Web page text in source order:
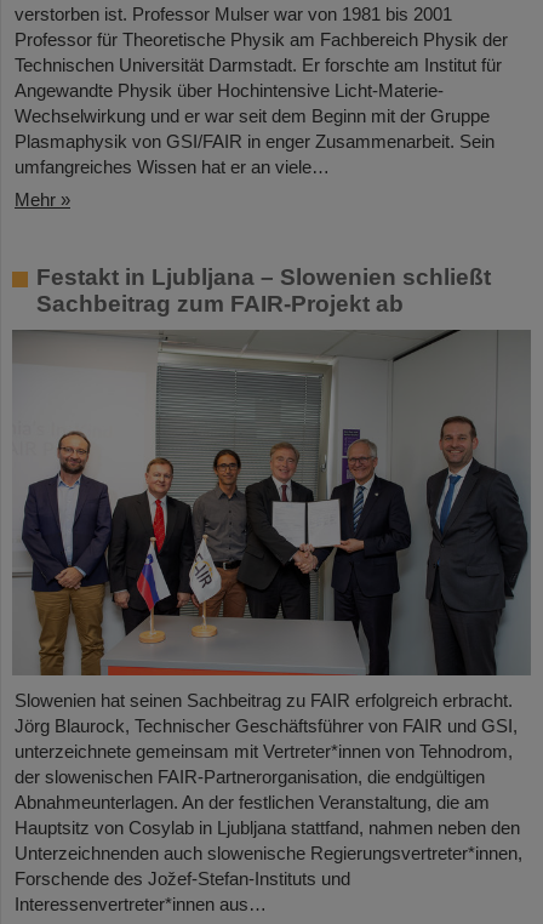
verstorben ist. Professor Mulser war von 1981 bis 2001
Professor für Theoretische Physik am Fachbereich Physik der
Technischen Universität Darmstadt. Er forschte am Institut für
Angewandte Physik über Hochintensive Licht-Materie-
Wechselwirkung und er war seit dem Beginn mit der Gruppe
Plasmaphysik von GSI/FAIR in enger Zusammenarbeit. Sein
umfangreiches Wissen hat er an viele…
Mehr »
Festakt in Ljubljana – Slowenien schließt
Sachbeitrag zum FAIR-Projekt ab
Slowenien hat seinen Sachbeitrag zu FAIR erfolgreich erbracht.
Jörg Blaurock, Technischer Geschäftsführer von FAIR und GSI,
unterzeichnete gemeinsam mit Vertreter*innen von Tehnodrom,
der slowenischen FAIR-Partnerorganisation, die endgültigen
Abnahmeunterlagen. An der festlichen Veranstaltung, die am
Hauptsitz von Cosylab in Ljubljana stattfand, nahmen neben den
Unterzeichnenden auch slowenische Regierungsvertreter*innen,
Forschende des Jožef-Stefan-Instituts und
Interessenvertreter*innen aus…